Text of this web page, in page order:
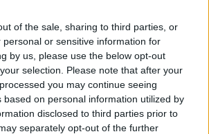
of the sale, sharing to third parties, or
personal or sensitive information for
by us, please use the below opt-out
selection. Please note that after your
you may continue seeing
based on personal information utilized by
disclosed to third parties prior to
separately opt-out of the further
(64-bit)o leer nuestra reseña,
aquí .
antiguas distribuidas en nuestro
libres de virus y están
descarga sin costo alguno.